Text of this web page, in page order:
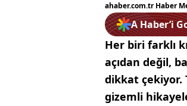
ahaber.com.tr Haber
A Haber’i
Her biri farklı
açıdan değil,
dikkat çekiyor.
gizemli